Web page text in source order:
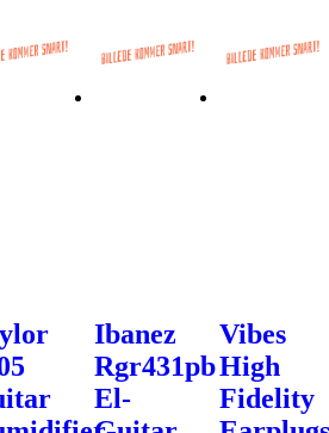
Ibanez
Rgr431pb
El-
Vibes
High
Fidelity